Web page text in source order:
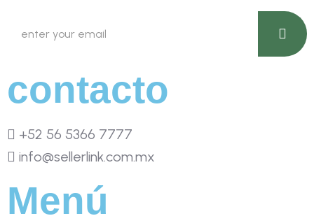
contacto
+52 56 5366 7777
info@sellerlink.com.mx
Menú